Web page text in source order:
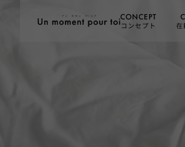
CONCEPT
コンセプト 在